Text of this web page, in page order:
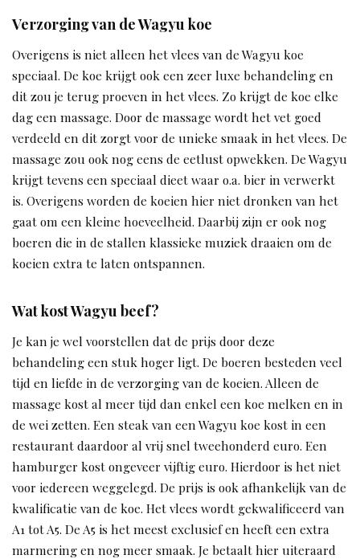
Verzorging van de Wagyu koe
Overigens is niet alleen het vlees van de Wagyu koe
speciaal. De koe krijgt ook een zeer luxe behandeling en
dit zou je terug proeven in het vlees. Zo krijgt de koe elke
dag een massage. Door de massage wordt het vet goed
verdeeld en dit zorgt voor de unieke smaak in het vlees. De
massage zou ook nog eens de eetlust opwekken. De Wagyu
krijgt tevens een speciaal dieet waar o.a. bier in verwerkt
is. Overigens worden de koeien hier niet dronken van het
gaat om een kleine hoeveelheid. Daarbij zijn er ook nog
boeren die in de stallen klassieke muziek draaien om de
koeien extra te laten ontspannen.
Wat kost Wagyu beef?
Je kan je wel voorstellen dat de prijs door deze
behandeling een stuk hoger ligt. De boeren besteden veel
tijd en liefde in de verzorging van de koeien. Alleen de
massage kost al meer tijd dan enkel een koe melken en in
de wei zetten. Een steak van een Wagyu koe kost in een
restaurant daardoor al vrij snel tweehonderd euro. Een
hamburger kost ongeveer vijftig euro. Hierdoor is het niet
voor iedereen weggelegd. De prijs is ook afhankelijk van de
kwalificatie van de koe. Het vlees wordt gekwalificeerd van
A1 tot A5. De A5 is het meest exclusief en heeft een extra
marmering en nog meer smaak. Je betaalt hier uiteraard